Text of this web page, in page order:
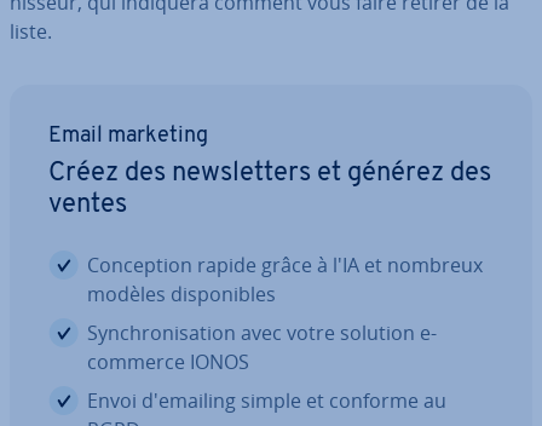
liste.
Email marketing
Créez des news­let­ters et générez des
ventes
Con­cep­tion rapide grâce à l'IA et nombreux
modèles dis­po­nibles
Syn­chro­ni­sa­tion avec votre solution e-
commerce IONOS
Envoi d'emai­ling simple et conforme au